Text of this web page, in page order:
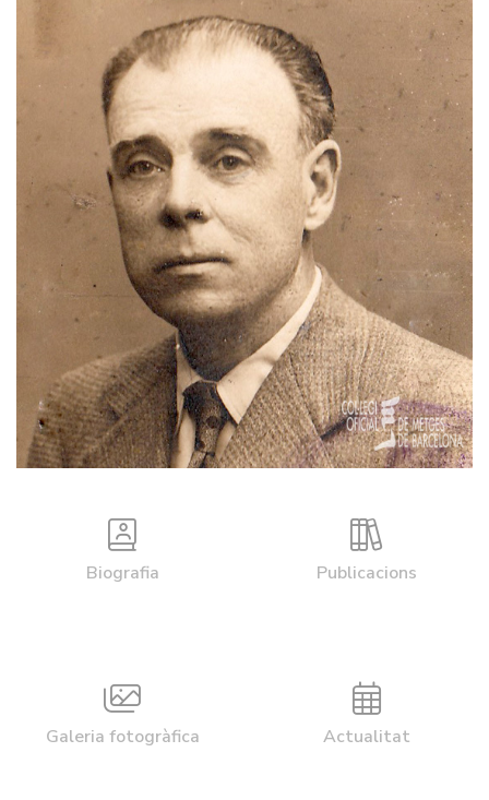
Biografia Publicacions
Galeria fotogràfica Actualitat